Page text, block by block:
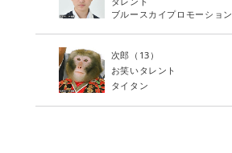
ブルースカイプロモーション
次郎 （13）
お笑いタレント
タイタン